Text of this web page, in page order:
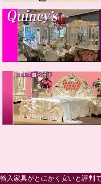
輸入家具がとにかく安いと評判